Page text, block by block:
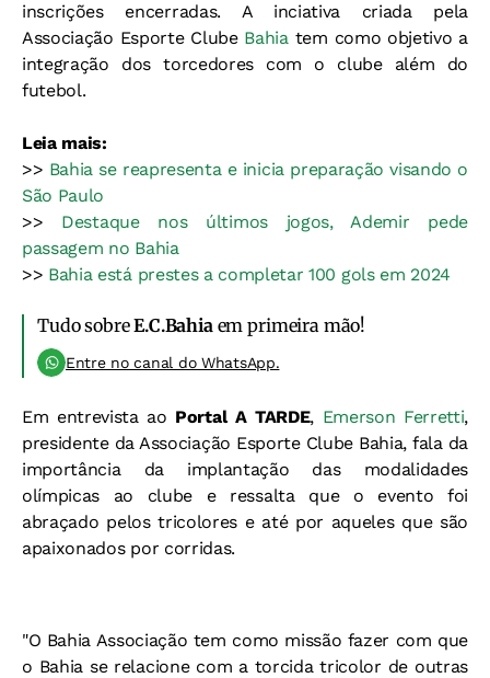
inscrições encerradas. A inciativa criada pela
Associação Esporte Clube Bahiatem como objetivo a
integração dos torcedores com o clube além do
futebol.
Leia mais:
>> Bahia se reapresenta e inicia preparação visando o
São Paulo
>> Destaque nos últimos jogos, Ademir pede
passagem no Bahia
>> Bahia está prestes a completar 100 gols em 2024
Tudo sobreE.C.Bahiaem primeira mão!
Entre no canal do WhatsApp.
Em entrevista ao Portal A TARDE, Emerson Ferretti,
presidente da Associação Esporte Clube Bahia, fala da
importância da implantação das modalidades
olímpicas ao clube e ressalta que o evento foi
abraçado pelos tricolores e até por aqueles que são
apaixonados por corridas.
"O Bahia Associação tem como missão fazer com que
o Bahia se relacione com a torcida tricolor de outras